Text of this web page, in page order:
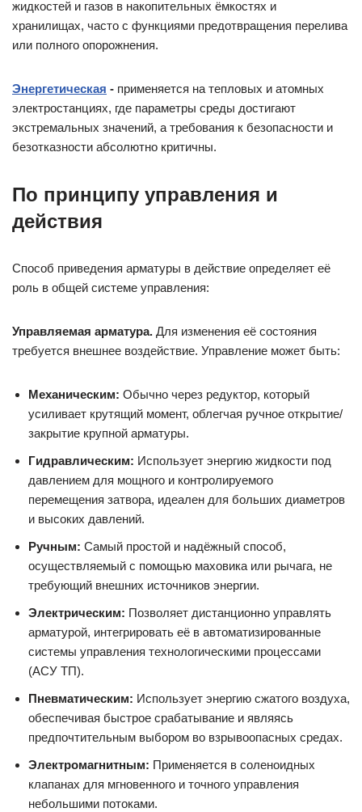
жидкостей и газов в накопительных ёмкостях и
хранилищах, часто с функциями предотвращения перелива
или полного опорожнения.
Энергетическая - применяется на тепловых и атомных
электростанциях, где параметры среды достигают
экстремальных значений, а требования к безопасности и
безотказности абсолютно критичны.
По принципу управления и
действия
Способ приведения арматуры в действие определяет её
роль в общей системе управления:
Управляемая арматура. Для изменения её состояния
требуется внешнее воздействие. Управление может быть:
Механическим: Обычно через редуктор, который
усиливает крутящий момент, облегчая ручное открытие/
закрытие крупной арматуры.
Гидравлическим: Использует энергию жидкости под
давлением для мощного и контролируемого
перемещения затвора, идеален для больших диаметров
и высоких давлений.
Ручным: Самый простой и надёжный способ,
осуществляемый с помощью маховика или рычага, не
требующий внешних источников энергии.
Электрическим: Позволяет дистанционно управлять
арматурой, интегрировать её в автоматизированные
системы управления технологическими процессами
(АСУ ТП).
Пневматическим: Использует энергию сжатого воздуха,
обеспечивая быстрое срабатывание и являясь
предпочтительным выбором во взрывоопасных средах.
Электромагнитным: Применяется в соленоидных
клапанах для мгновенного и точного управления
небольшими потоками.